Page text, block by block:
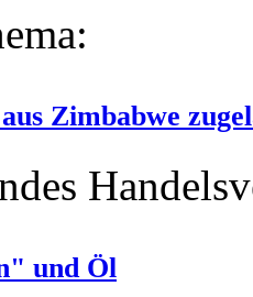
Zimbabwe
und Öl